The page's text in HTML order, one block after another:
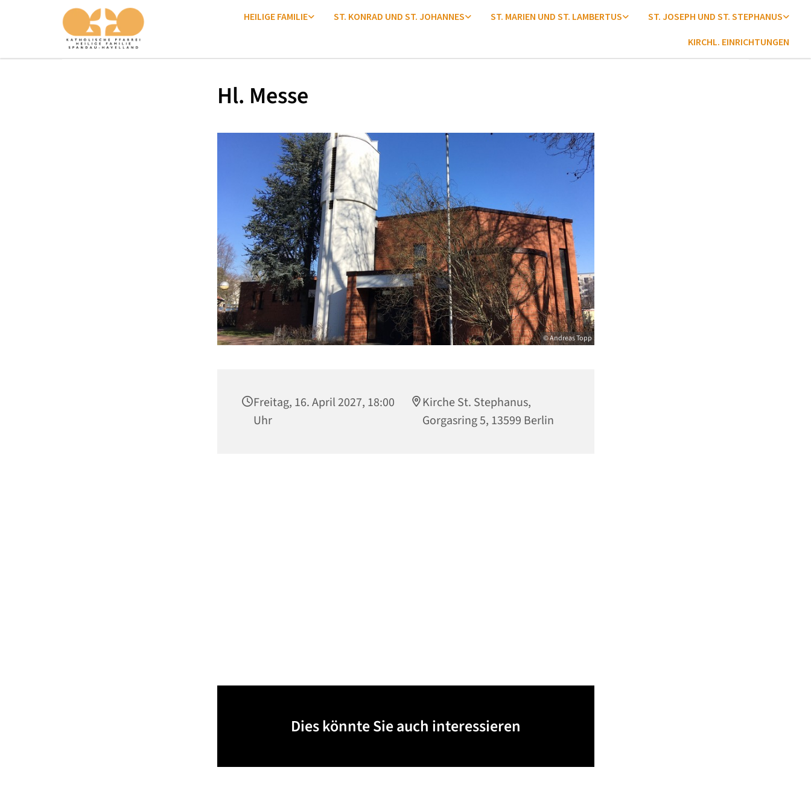
HEILIGE FAMILIE ST. KONRAD UND ST. JOHANNES ST. MARIEN UND ST. LAMBERTUS ST. JOSEPH UND ST. STEPHANUS
KIRCHL. EINRICHTUNGEN
Hl. Messe
© Andreas Topp
Freitag, 16. April 2027, 18:00
Uhr
Kirche St. Stephanus,
Gorgasring 5, 13599 Berlin
Dies könnte Sie auch interessieren